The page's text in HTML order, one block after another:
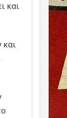
και
και